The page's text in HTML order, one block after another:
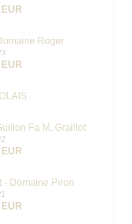
Roger
Fa M. Graillot
- Domaine Piron